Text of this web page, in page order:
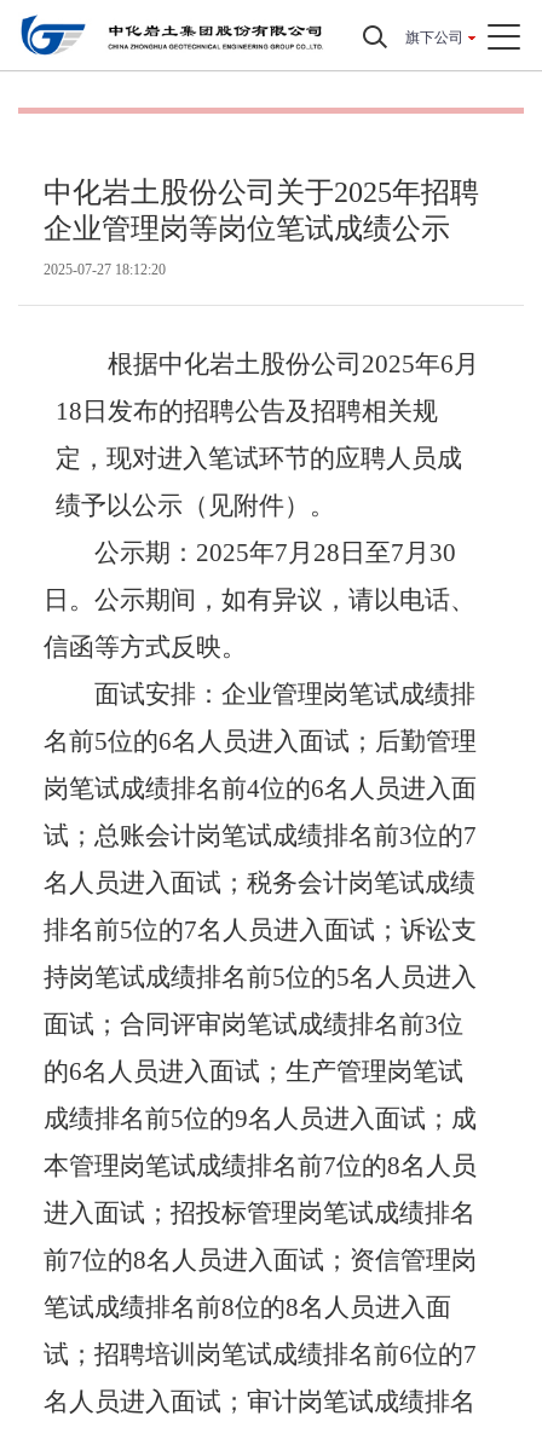
旗下公司
中化岩土股份公司关于2025年招聘
企业管理岗等岗位笔试成绩公示
2025-07-27 18:12:20
根据中化岩土股份公司 2025年6月
18 日发布的招聘公告及招聘相关规
定，现对进入笔试环节的应聘人员成
绩予以公示（见附件）。
公示期 ： 2025年7月 28 日至7月 30
日。 公示期间，如有异议，请以电话、
信函等方式反映。
面试安排： 企业管理岗笔试成绩排
名前5位的6名人员进入面试；后勤管理
岗笔试成绩排名前4位的6名人员进入面
试；总账会计岗笔试成绩排名前3位的7
名人员进入面试；税务会计岗笔试成绩
排名前5位的7名人员进入面试；诉讼支
持岗笔试成绩排名前5位的5名人员进入
面试；合同评审岗笔试成绩排名前3位
的6名人员进入面试；生产管理岗笔试
成绩排名前5位的9名人员进入面试；成
本管理岗笔试成绩排名前7位的8名人员
进入面试；招投标管理岗笔试成绩排名
前7位的8名人员进入面试；资信管理岗
笔试成绩排名前8位的8名人员进入面
试；招聘培训岗笔试成绩排名前6位的7
名人员进入面试；审计岗笔试成绩排名